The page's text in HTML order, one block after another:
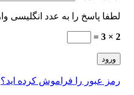
لطفا پاسخ را به عدد انگلیسی
2 × 3 =
ورود
رمز عبور را فراموش کرده اید؟